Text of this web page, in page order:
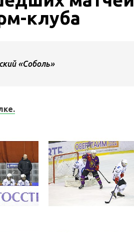
клуба
«Соболь»